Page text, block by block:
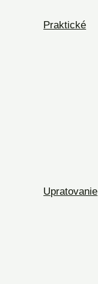
Praktické
Upratovanie